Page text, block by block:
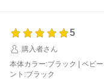
5
購入者さん
本体カラー:ブラック | ベビ
ント:ブラック